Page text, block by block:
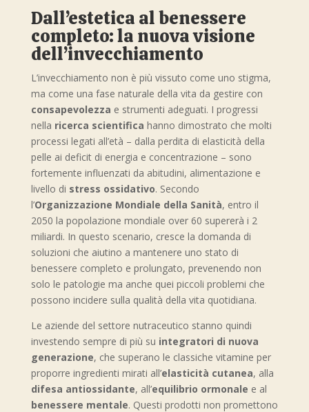
Dall’estetica al benessere
completo: la nuova visione
dell’invecchiamento
L’invecchiamento non è più vissuto come uno stigma,
ma come una fase naturale della vita da gestire con
consapevolezza e strumenti adeguati. I progressi
nella ricerca scientifica hanno dimostrato che molti
processi legati all’età – dalla perdita di elasticità della
pelle ai deficit di energia e concentrazione – sono
fortemente influenzati da abitudini, alimentazione e
livello di stress ossidativo. Secondo
l’Organizzazione Mondiale della Sanità, entro il
2050 la popolazione mondiale over 60 supererà i 2
miliardi. In questo scenario, cresce la domanda di
soluzioni che aiutino a mantenere uno stato di
benessere completo e prolungato, prevenendo non
solo le patologie ma anche quei piccoli problemi che
possono incidere sulla qualità della vita quotidiana.
Le aziende del settore nutraceutico stanno quindi
investendo sempre di più su integratori di nuova
generazione, che superano le classiche vitamine per
proporre ingredienti mirati all’elasticità cutanea, alla
difesa antiossidante, all’equilibrio ormonale e al
benessere mentale. Questi prodotti non promettono